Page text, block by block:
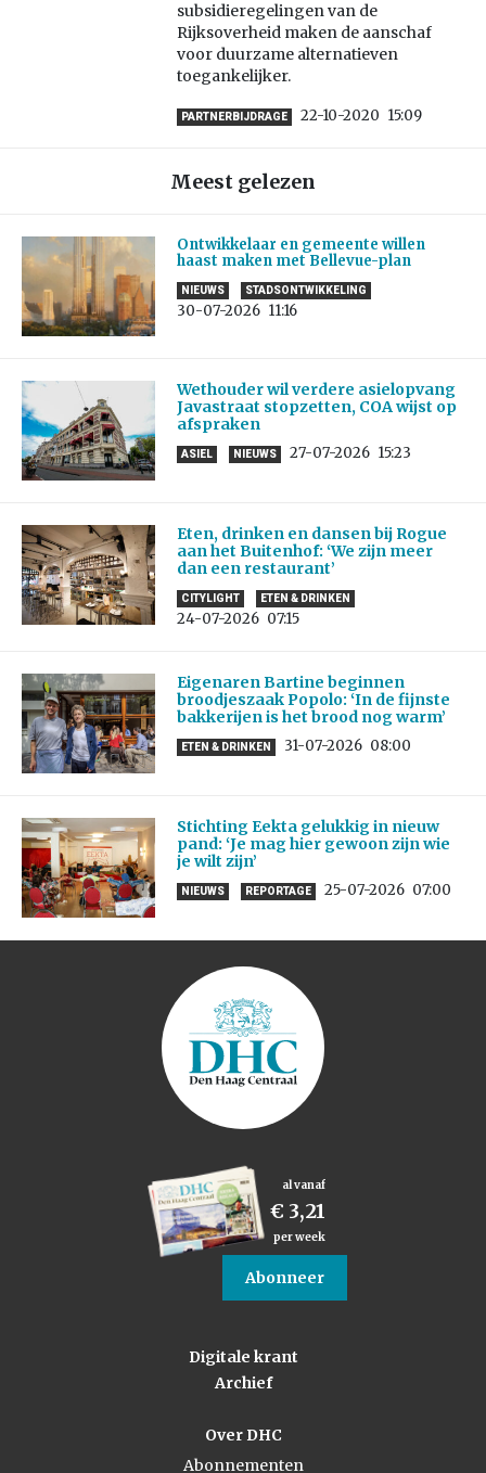
subsidieregelingen van de
Rijksoverheid maken de aanschaf
voor duurzame alternatieven
toegankelijker.
PARTNERBIJDRAGE 22-10-2020 15:09
Meest gelezen
Ontwikkelaar en gemeente willen
haast maken met Bellevue-plan
NIEUWS STADSONTWIKKELING
30-07-2026 11:16
Wethouder wil verdere asielopvang
Javastraat stopzetten, COA wijst op
afspraken
ASIEL NIEUWS 27-07-2026 15:23
Eten, drinken en dansen bij Rogue
aan het Buitenhof: ‘We zijn meer
dan een restaurant’
CITYLIGHT ETEN & DRINKEN
24-07-2026 07:15
Eigenaren Bartine beginnen
broodjeszaak Popolo: ‘In de fijnste
bakkerijen is het brood nog warm’
ETEN & DRINKEN 31-07-2026 08:00
Stichting Eekta gelukkig in nieuw
pand: ‘Je mag hier gewoon zijn wie
je wilt zijn’
NIEUWS REPORTAGE 25-07-2026 07:00
al vanaf
€ 3,21
per week
Abonneer
Digitale krant
Archief
Over DHC
Abonnementen